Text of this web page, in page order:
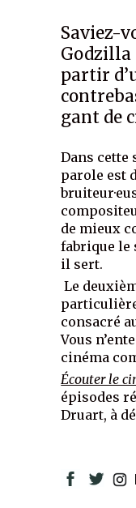
Saviez-
Godzilla
partir
gant de
Dans cette
parole est
de mieux
fabrique le
il sert.
Le
consacré
Vous
cinéma
Écouter le
épisodes
Druart, à